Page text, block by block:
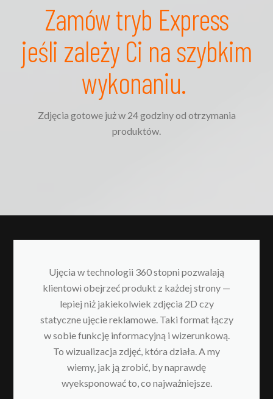
macht.
Ein sehr kreatives und zuverlässiges Team –
absolut empfehlenswert für hochwertige
Packshots und Produktfotografie! Mit
freundlichen Grüßen Tobias
Zamów tryb Express
jeśli zależy Ci na szybkim
wykonaniu.
Zdjęcia gotowe już w 24 godziny od otrzymania
produktów.
Ujęcia w technologii 360 stopni pozwalają
klientowi obejrzeć produkt z każdej strony —
lepiej niż jakiekolwiek zdjęcia 2D czy
statyczne ujęcie reklamowe. Taki format łączy
w sobie funkcję informacyjną i wizerunkową.
To wizualizacja zdjęć, która działa. A my
wiemy, jak ją zrobić, by naprawdę
wyeksponować to, co najważniejsze.